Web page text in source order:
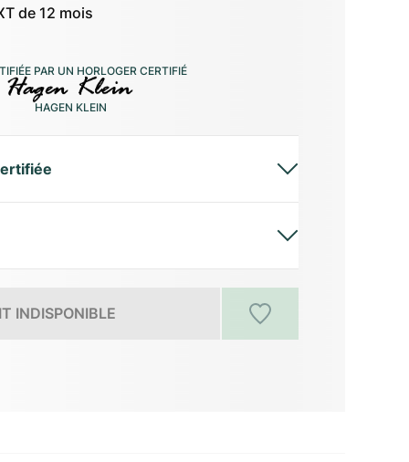
de 12 mois
PAR UN HORLOGER CERTIFIÉ
HAGEN KLEIN
INDISPONIBLE